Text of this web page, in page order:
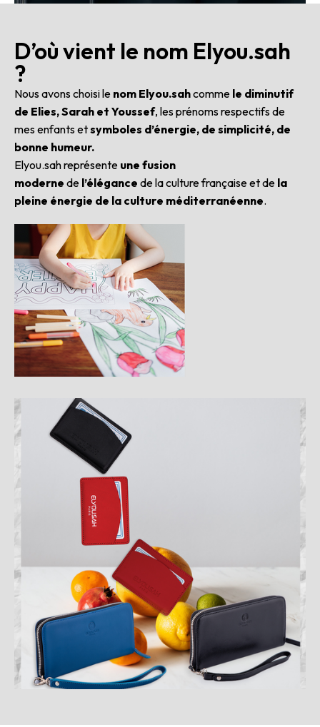
D’où vient le nom Elyou.sah
?
Nous avons choisi le nom Elyou.sahcomme le diminutif
de Elies, Sarah et Youssef, les prénoms respectifs de
mes enfants etsymboles d’énergie, de simplicité, de
bonne humeur.
Elyou.sah représente une fusion
moderne de l’élégance de la culture française et de la
pleine énergie de la culture méditerranéenne.